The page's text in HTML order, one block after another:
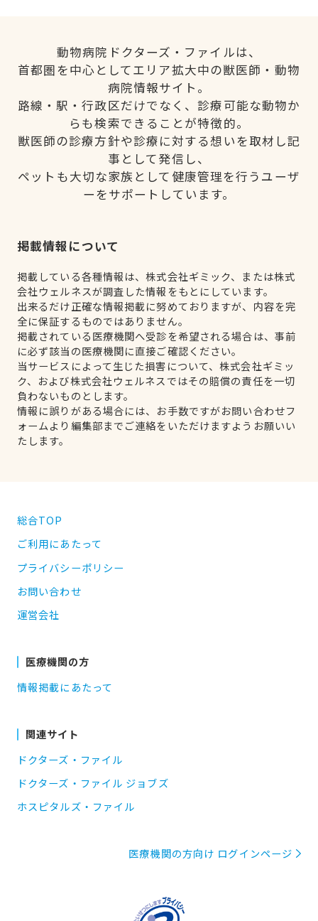
動物病院ドクターズ・ファイルは、
首都圏を中心としてエリア拡大中の獣医師・動物
病院情報サイト。
路線・駅・行政区だけでなく、診療可能な動物か
らも検索できることが特徴的。
獣医師の診療方針や診療に対する想いを取材し記
事として発信し、
ペットも大切な家族として健康管理を行うユーザ
ーをサポートしています。
掲載情報について
掲載している各種情報は、株式会社ギミック、または株式
会社ウェルネスが調査した情報をもとにしています。
出来るだけ正確な情報掲載に努めておりますが、内容を完
全に保証するものではありません。
掲載されている医療機関へ受診を希望される場合は、事前
に必ず該当の医療機関に直接ご確認ください。
当サービスによって生じた損害について、株式会社ギミッ
ク、および株式会社ウェルネスではその賠償の責任を一切
負わないものとします。
情報に誤りがある場合には、お手数ですがお問い合わせフ
ォームより編集部までご連絡をいただけますようお願いい
たします。
総合TOP
ご利用にあたって
プライバシーポリシー
お問い合わせ
運営会社
医療機関の方
情報掲載にあたって
関連サイト
ドクターズ・ファイル
ドクターズ・ファイル ジョブズ
ホスピタルズ・ファイル
医療機関の方向け ログインページ